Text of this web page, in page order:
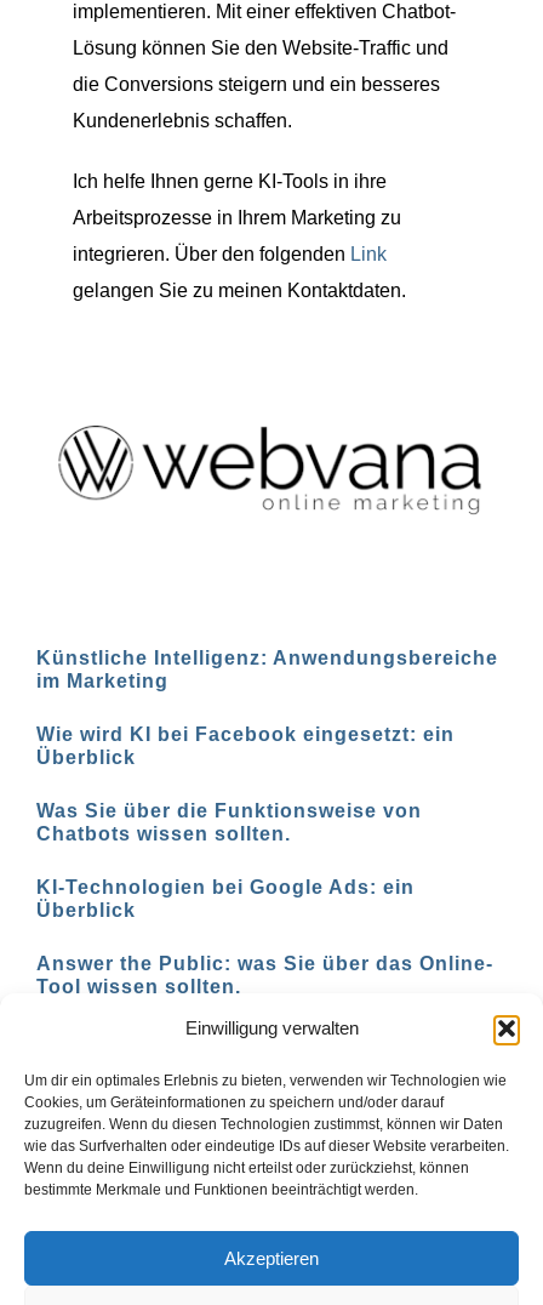
Einwilligung verwalten
Um dir ein optimales Erlebnis zu bieten, verwenden wir Technologien wie
Cookies, um Geräteinformationen zu speichern und/oder darauf
zuzugreifen. Wenn du diesen Technologien zustimmst, können wir Daten
wie das Surfverhalten oder eindeutige IDs auf dieser Website verarbeiten.
Wenn du deine Einwilligung nicht erteilst oder zurückziehst, können
bestimmte Merkmale und Funktionen beeinträchtigt werden.
Akzeptieren
implementieren. Mit einer effektiven Chatbot-
Lösung können Sie den Website-Traffic und
die Conversions steigern und ein besseres
Kundenerlebnis schaffen.
Ich helfe Ihnen gerne KI-Tools in ihre
Arbeitsprozesse in Ihrem Marketing zu
integrieren. Über den folgenden Link
gelangen Sie zu meinen Kontaktdaten.
Künstliche Intelligenz: Anwendungsbereiche
im Marketing
Wie wird KI bei Facebook eingesetzt: ein
Überblick
Was Sie über die Funktionsweise von
Chatbots wissen sollten.
KI-Technologien bei Google Ads: ein
Überblick
Answer the Public: was Sie über das Online-
Tool wissen sollten.
AI-basierte Tools für den Social-Media-
1 2 Vor